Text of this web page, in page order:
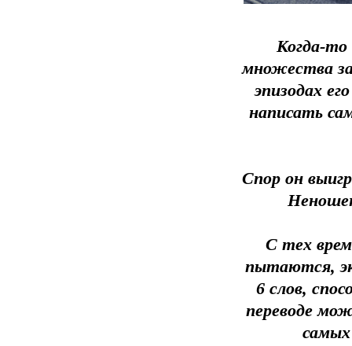
Когда-
множества
эпизодах
написать
Спор он
С тех
пытаются,
6 слов,
переводе
самых